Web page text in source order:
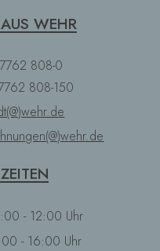
WEHR
808-0
808-150
- 12:00 Uhr
- 16:00 Uhr